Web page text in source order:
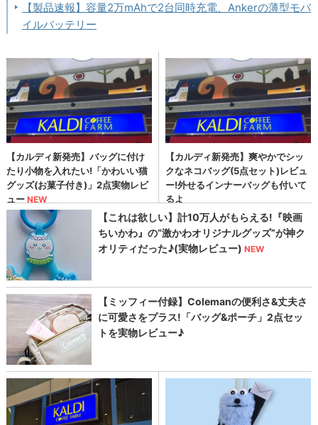
【製品速報】容量2万mAhで2台同時充電、Ankerの薄型モバ
イルバッテリー